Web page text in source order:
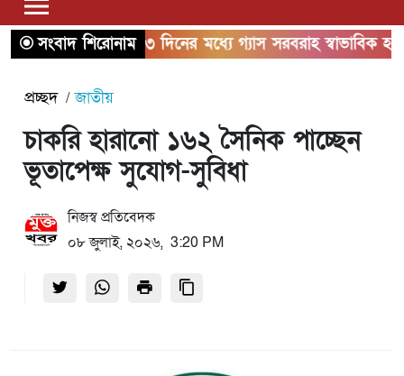
সংবাদ শিরোনাম
২ থেকে ৩ দিনের মধ্যে গ্যাস সরবরাহ স্বাভাবিক হবে:
প্রচ্ছদ জাতীয়
চাকরি হারানো ১৬২ সৈনিক পাচ্ছেন
ভূতাপেক্ষ সুযোগ-সুবিধা
নিজস্ব প্রতিবেদক
০৮ জুলাই, ২০২৬, 3:20 PM